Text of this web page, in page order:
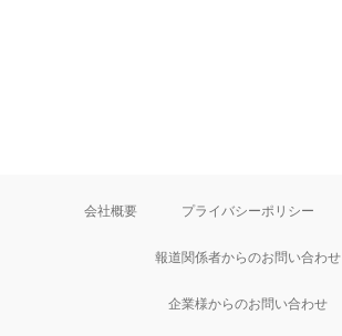
会社概要 プライバシーポリシー
報道関係者からのお問い合わせ
企業様からのお問い合わせ